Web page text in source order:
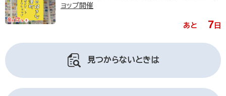
ョップ開催
あと 7日
見つからないときは